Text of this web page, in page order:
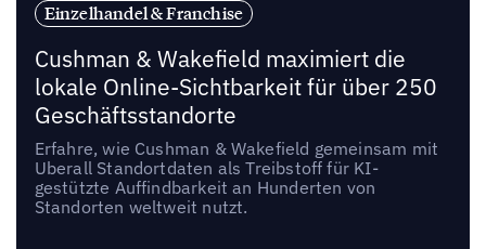
Einzelhandel & Franchise
Cushman & Wakefield maximiert die
lokale Online-Sichtbarkeit für über 250
Geschäftsstandorte
Erfahre, wie Cushman & Wakefield gemeinsam mit
Uberall Standortdaten als Treibstoff für KI-
gestützte Auffindbarkeit an Hunderten von
Standorten weltweit nutzt.